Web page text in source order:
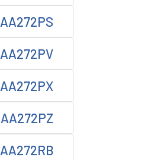
AA272PS
AA272PV
AA272PX
AA272PZ
AA272RB